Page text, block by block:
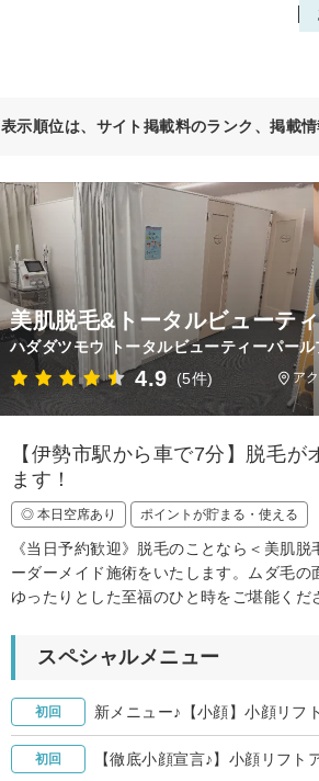
表示順位は、サイト掲載料のランク、掲載
美肌脱毛&トータルビューテ
ハダダツモウ トータルビューティーパー
4.9 (5件) ア
【伊勢市駅から車で7分】脱毛
ます！
◎ 本日空席あり ポイントが貯まる・使える
《当日予約歓迎》脱毛のことなら＜美肌
ーダーメイド施術をいたします。ムダ毛
ゆったりとした至福のひと時をご堪能くだ
スペシャルメニュー
初回 新メニュー♪【小顔】小顔リフ
初回 【徹底小顔宣言♪】小顔リフ